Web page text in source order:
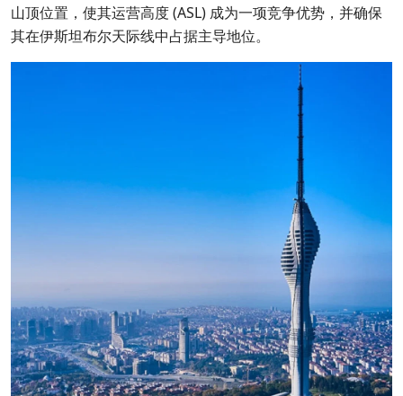
山顶位置，使其运营高度 (ASL) 成为一项竞争优势，并确保
其在伊斯坦布尔天际线中占据主导地位。